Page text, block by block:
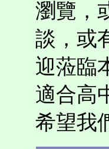
瀏覽，
談，或
迎蒞臨
適合高
希望我